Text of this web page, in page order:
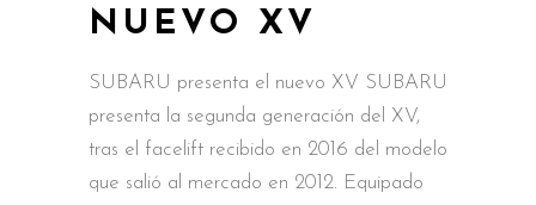
NUEVO XV
SUBARU presenta el nuevo XV SUBARU
presenta la segunda generación del XV,
tras el facelift recibido en 2016 del modelo
que salió al mercado en 2012. Equipado